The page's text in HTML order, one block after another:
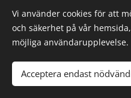
Arenatorget 2-6, 222 28
info@h43lund.se
Vi använder cookies för att
och säkerhet på vår
möjliga användarupplevelse.
Acceptera endast